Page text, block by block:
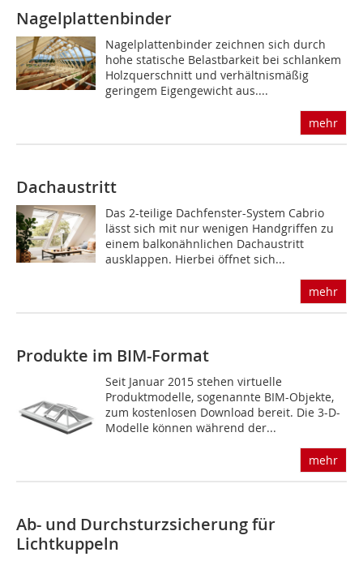
Nagelplattenbinder
Nagelplattenbinder zeichnen sich durch
hohe statische Belastbarkeit bei schlankem
Holzquerschnitt und verhältnismäßig
geringem Eigengewicht aus....
mehr
Dachaustritt
Das 2-teilige Dachfenster-System Cabrio
lässt sich mit nur wenigen Handgriffen zu
einem balkonähnlichen Dachaustritt
ausklappen. Hierbei öffnet sich...
mehr
Produkte im BIM-Format
Seit Januar 2015 stehen virtuelle
Produktmodelle, sogenannte BIM-Objekte,
zum kostenlosen Download bereit. Die 3-D-
Modelle können während der...
mehr
Ab- und Durchsturzsicherung für
Lichtkuppeln